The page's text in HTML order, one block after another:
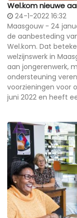
Wel.kom nieuwe
24-1-2022 16:32
Maasgouw - 24
de aanbesteding
Wel.kom. Dat
welzijnswerk in
aan jongerenwerk,
ondersteuning
voorzieningen voor
juni 2022 en heeft